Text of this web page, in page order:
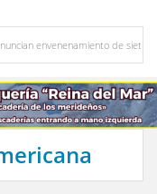
de siete mascotas en